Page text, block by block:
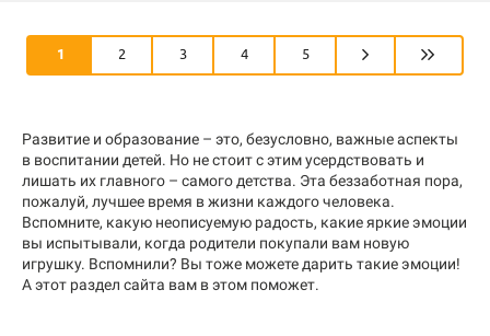
1 2 3 4 5
Развитие и образование – это, безусловно, важные аспекты
в воспитании детей. Но не стоит с этим усердствовать и
лишать их главного – самого детства. Эта беззаботная пора,
пожалуй, лучшее время в жизни каждого человека.
Вспомните, какую неописуемую радость, какие яркие эмоции
вы испытывали, когда родители покупали вам новую
игрушку. Вспомнили? Вы тоже можете дарить такие эмоции!
А этот раздел сайта вам в этом поможет.